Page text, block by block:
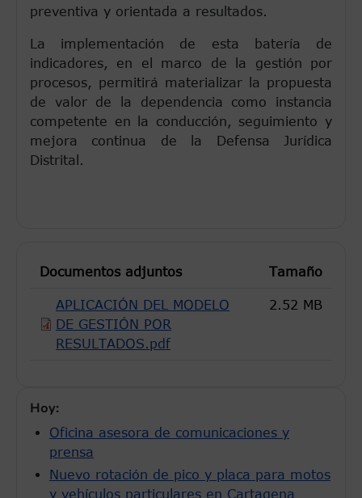
preventiva y orientada a resultados.
La implementación de esta batería de
indicadores, en el marco de la gestión por
procesos, permitirá materializar la propuesta
de valor de la dependencia como instancia
competente en la conducción, seguimiento y
mejora continua de la Defensa Jurídica
Distrital.
Documentos adjuntos Tamaño
APLICACIÓN DEL MODELO
DE GESTIÓN POR
RESULTADOS.pdf
2.52 MB
Hoy:
Oficina asesora de comunicaciones y
prensa
Nuevo rotación de pico y placa para motos
y vehículos particulares en Cartagena